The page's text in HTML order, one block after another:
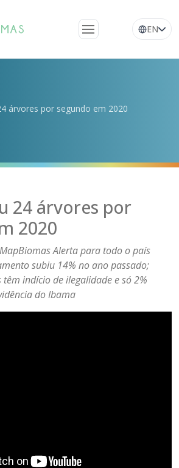
Plataforma
Notícias
EN
árvores por segundo em 2020
24 árvores por
2020
Alerta para todo o país
subiu 14% no ano passado;
indício de ilegalidade e só 2%
do Ibama